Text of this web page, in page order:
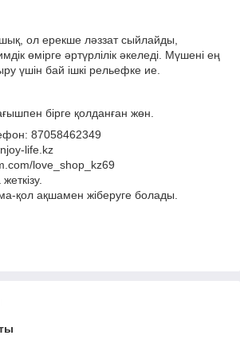
ол ерекше ләззат сыйлайды,
өмірге әртүрлілік әкеледі. Мүшені ең
үшін бай ішкі рельефке ие.
бірге қолданған жөн.
87058462349
life.kz
love_shop_kz69
қол ақшамен жіберуге болады.